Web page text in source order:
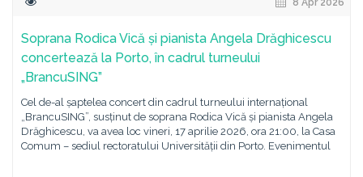
8 Apr 2026
Soprana Rodica Vică și pianista Angela Drăghicescu
concertează la Porto, în cadrul turneului
„BrancuSING”
Cel de-al șaptelea concert din cadrul turneului internațional
„BrancuSING”, susținut de soprana Rodica Vică și pianista Angela
Drăghicescu, va avea loc vineri, 17 aprilie 2026, ora 21:00, la Casa
Comum – sediul rectoratului Universității din Porto. Evenimentul